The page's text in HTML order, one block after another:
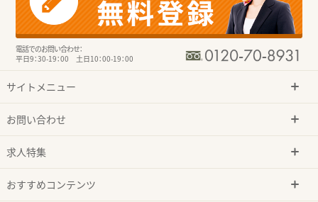
電話でのお問い合わせ：
平日9：30-19：00 土日10：00-19：00
サイトメニュー
お問い合わせ
求人特集
おすすめコンテンツ